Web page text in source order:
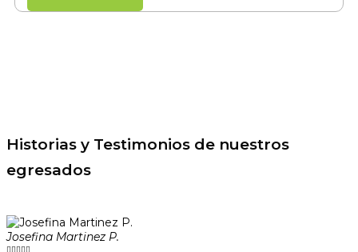
Historias y Testimonios de nuestros
egresados
Josefina Martinez P.
